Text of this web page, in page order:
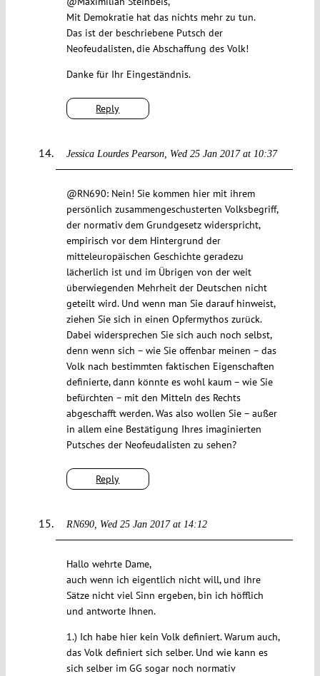
Reply
Mit Demokratie hat das nichts mehr zu tun.
Das ist der beschriebene Putsch der
Neofeudalisten, die Abschaffung des Volk!
Danke für Ihr Eingeständnis.
Jessica Lourdes Pearson Wed 25 Jan 2017 at 10:37
Reply
@RN690: Nein! Sie kommen hier mit ihrem
persönlich zusammengeschusterten Volksbegriff,
der normativ dem Grundgesetz widerspricht,
empirisch vor dem Hintergrund der
mitteleuropäischen Geschichte geradezu
lächerlich ist und im Übrigen von der weit
überwiegenden Mehrheit der Deutschen nicht
geteilt wird. Und wenn man Sie darauf hinweist,
ziehen Sie sich in einen Opfermythos zurück.
Dabei widersprechen Sie sich auch noch selbst,
denn wenn sich – wie Sie offenbar meinen – das
Volk nach bestimmten faktischen Eigenschaften
definierte, dann könnte es wohl kaum – wie Sie
befürchten – mit den Mitteln des Rechts
abgeschafft werden. Was also wollen Sie – außer
in allem eine Bestätigung Ihres imaginierten
Putsches der Neofeudalisten zu sehen?
RN690 Wed 25 Jan 2017 at 14:12
Hallo wehrte Dame,
auch wenn ich eigentlich nicht will, und ihre
Sätze nicht viel Sinn ergeben, bin ich höfflich
und antworte Ihnen.
1.) Ich habe hier kein Volk definiert. Warum auch,
das Volk definiert sich selber. Und wie kann es
sich selber im GG sogar noch normativ